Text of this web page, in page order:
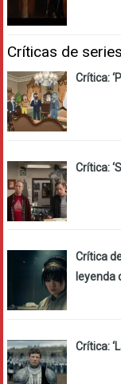
Críticas de series
Crítica:
Crítica:
Crítica
leyenda
Crítica: